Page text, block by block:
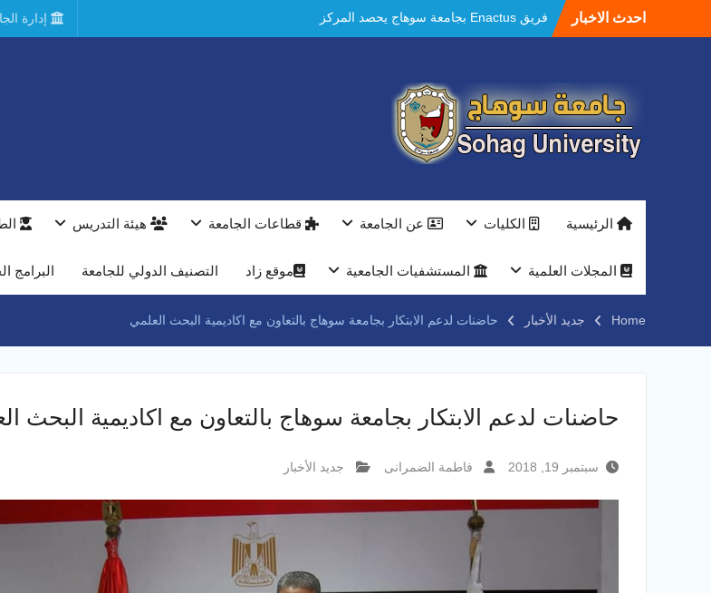
احدث الاخبار
فريق Enactus بجامعة سوهاج يحصد المركز
الاول في الابتكار وتمكين المراة والمركز الثاني
مستشفيات سوهاج الجامعية تحقق إنجازًا طبيًا
جديدًا و تنجح في علاج 3 حالات أكالازيا بتقنية
POEM دون جراحة .
النعماني يلتقي بمدير امن سوهاج الجديد لتقديم
بمعرض الاكاديمية العسكريه علي هامش
النعماني والمدير التنفيذي لشركة وادي النيل
جامعة سوهاج تفتح أبوابها لطلاب الثانوية العامة
إدارة
الرئيسية الكليات عن الجامعة قطاعات الجامعة هيئة التدريس
المجلات العلمية المستشفيات الجامعية موقع زاد التصنيف الدولي للجامعة البرامج
Home جديد الأخبار حاضنات لدعم الابتكار بجامعة سوهاج بالتعاون مع اكاديمية البحث العلمي
حاضنات لدعم الابتكار بجامعة سوهاج بالتعاون مع اكاديمية البحث
سبتمبر 19, 2018 فاطمة الضمرانى جديد الأخبار